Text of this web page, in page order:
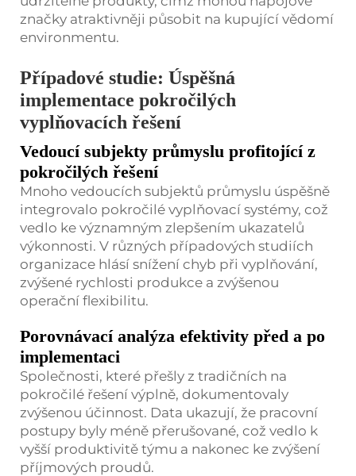
značky atraktivněji působit na kupující vědomí
environmentu.
Případové studie: Úspěšná
implementace pokročilých
vyplňovacích řešení
Vedoucí subjekty průmyslu profitojící z
pokročilých řešení
Mnoho vedoucích subjektů průmyslu úspěšně
integrovalo pokročilé vyplňovací systémy, což
vedlo ke významným zlepšením ukazatelů
výkonnosti. V různých případových studiích
organizace hlásí snížení chyb při vyplňování,
zvýšené rychlosti produkce a zvýšenou
operační flexibilitu.
Porovnávací analýza efektivity před a po
implementaci
Společnosti, které přešly z tradičních na
pokročilé řešení výplně, dokumentovaly
zvýšenou účinnost. Data ukazují, že pracovní
postupy byly méně přerušované, což vedlo k
vyšší produktivitě týmu a nakonec ke zvýšení
příjmových proudů.